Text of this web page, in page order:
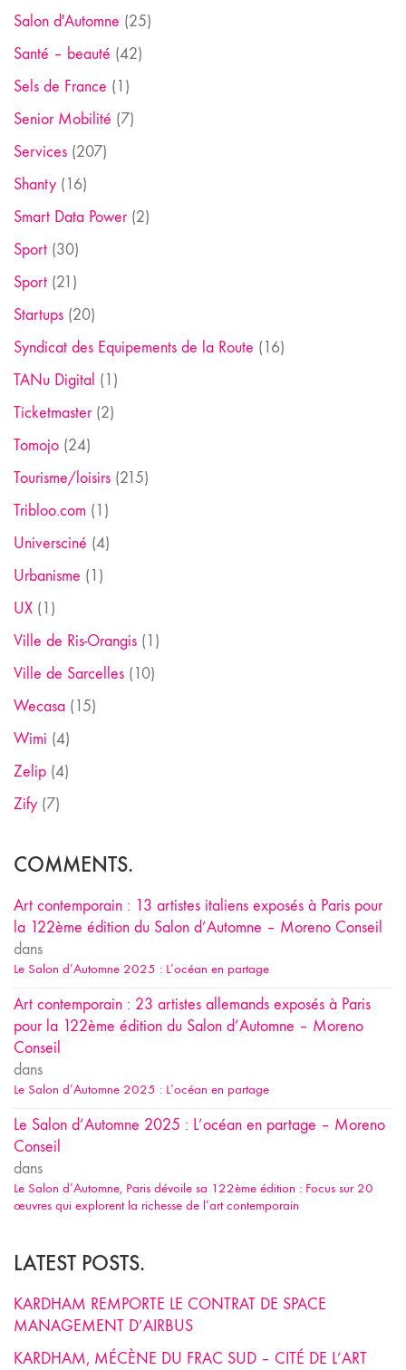
Salon d'Automne (25)
Santé – beauté (42)
Sels de France (1)
Senior Mobilité (7)
Services (207)
Shanty (16)
Smart Data Power(2)
Sport (30)
Sport (21)
Startups (20)
Syndicat des Equipements de la Route (16)
TANu Digital (1)
Ticketmaster(2)
Tomojo (24)
Tourisme/loisirs (215)
Tribloo.com (1)
Universciné (4)
Urbanisme (1)
UX (1)
Ville de Ris-Orangis (1)
Ville de Sarcelles (10)
Wecasa (15)
Wimi (4)
Zelip (4)
Zify (7)
COMMENTS.
Art contemporain : 13 artistes italiens exposés à Paris pour
la 122ème édition du Salon d’Automne – Moreno Conseil
dans
Le Salon d’Automne 2025 : L’océan en partage
Art contemporain : 23 artistes allemands exposés à Paris
pour la 122ème édition du Salon d’Automne – Moreno
Conseil
dans
Le Salon d’Automne 2025 : L’océan en partage
Le Salon d’Automne 2025 : L’océan en partage – Moreno
Conseil
dans
Le Salon d’Automne, Paris dévoile sa 122ème édition : Focus sur 20
œuvres qui explorent la richesse de l’art contemporain
LATEST POSTS.
KARDHAM REMPORTE LE CONTRAT DE SPACE
MANAGEMENT D’AIRBUS
KARDHAM, MÉCÈNE DU FRAC SUD – CITÉ DE L’ART